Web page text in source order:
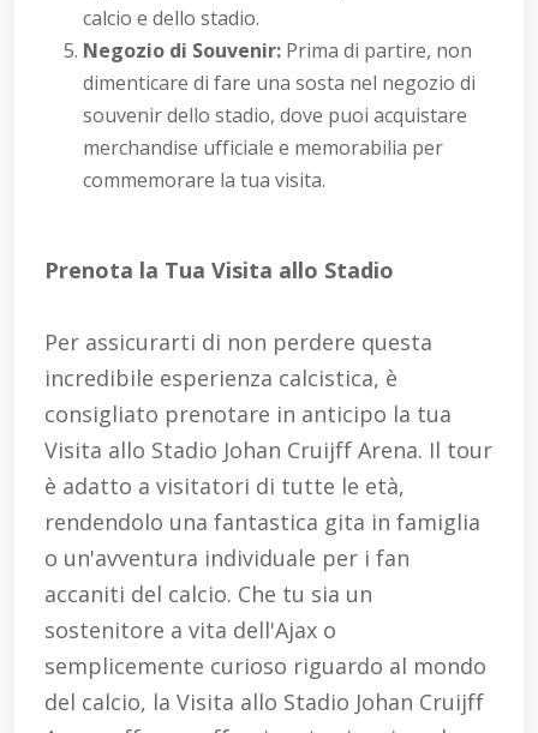
calcio e dello stadio.
Negozio di Souvenir: Prima di partire, non
dimenticare di fare una sosta nel negozio di
souvenir dello stadio, dove puoi acquistare
merchandise ufficiale e memorabilia per
commemorare la tua visita.
Prenota la Tua Visita allo Stadio
Per assicurarti di non perdere questa
incredibile esperienza calcistica, è
consigliato prenotare in anticipo la tua
Visita allo Stadio Johan Cruijff Arena. Il tour
è adatto a visitatori di tutte le età,
rendendolo una fantastica gita in famiglia
o un'avventura individuale per i fan
accaniti del calcio. Che tu sia un
sostenitore a vita dell'Ajax o
semplicemente curioso riguardo al mondo
del calcio, la Visita allo Stadio Johan Cruijff